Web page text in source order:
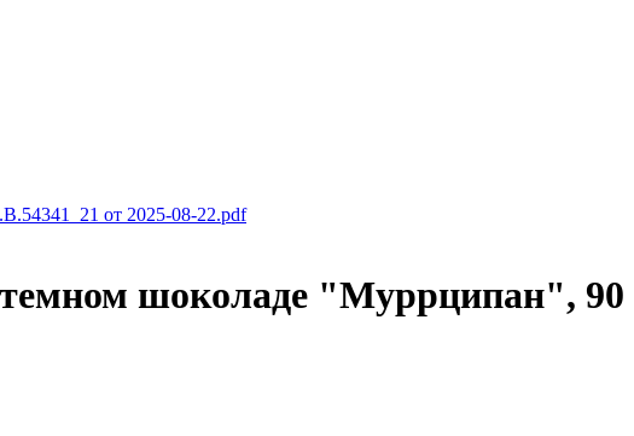
от 2025-08-22.pdf
шоколаде "Муррципан", 90